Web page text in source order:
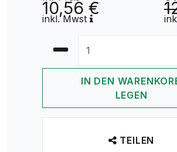
10,56 €
inkl. Mwst
IN DEN
LEGEN
TEILEN